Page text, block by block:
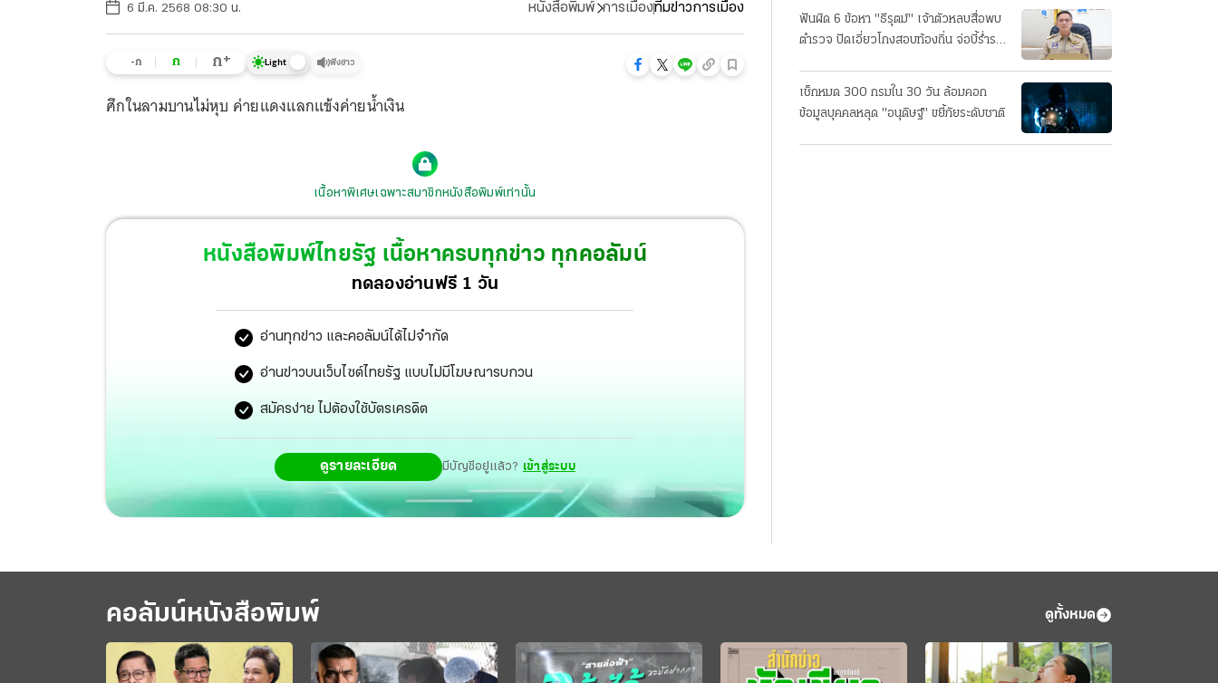
6 มี.ค. 2568 08:30 น. หนังสือพิมพ์ การเมืองทีมข่าวการเมือง
-ก ก ก+ Light ฟังข่าว
ศึกในลามบานไม่หุบ ค่ายแดงแลกแข้งค่ายน้ำเงิน
เนื้อหาพิเศษเฉพาะสมาชิกหนังสือพิมพ์เท่านั้น
หนังสือพิมพ์ไทยรัฐ เนื้อหาครบทุกข่าว ทุกคอลัมน์
ทดลองอ่านฟรี 1 วัน
อ่านทุกข่าว และคอลัมน์ได้ไม่จำกัด
อ่านข่าวบนเว็บไซต์ไทยรัฐ แบบไม่มีโฆษณารบกวน
สมัครง่าย ไม่ต้องใช้บัตรเครดิต
ดูรายละเอียด มีบัญชีอยู่แล้ว? เข้าสู่ระบบ
ฟันผิด 6 ข้อหา "ธีรุตม์" เจ้าตัวหลบสื่อพบ
ตำรวจ ปัดเอี่ยวโกงสอบท้องถิ่น จ่อบี้รํ่ารวย
เช็กหมด 300 กรมใน 30 วัน ล้อมคอก
ข้อมูลบุคคลหลุด "อนุดิษฐ์" ขยี้ภัยระดับชาติ
คอลัมน์หนังสือพิมพ์ ดูทั้งหมด